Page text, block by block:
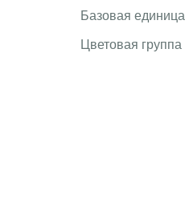
Базовая единица
Цветовая группа